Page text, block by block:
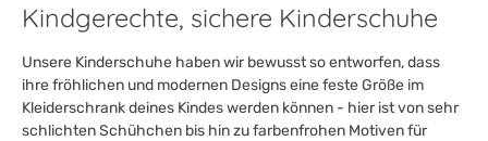
Kindgerechte, sichere Kinderschuhe
Unsere Kinderschuhe haben wir bewusst so entworfen, dass
ihre fröhlichen und modernen Designs eine feste Größe im
Kleiderschrank deines Kindes werden können - hier ist von sehr
schlichten Schühchen bis hin zu farbenfrohen Motiven für